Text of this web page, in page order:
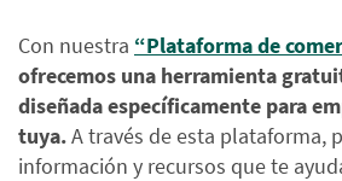
Con nuestra “Plataforma de
ofrecemos una herramienta
diseñada específicamente para
tuya.A través de esta plataforma,
información y recursos que te